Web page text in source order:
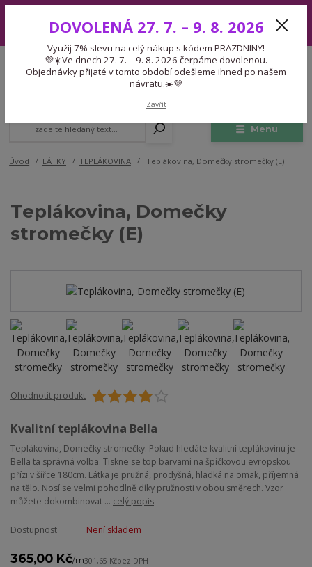
7. – 9. 8. 2026 čerpáme dovolenou. Objednávky přijaté v tomto období
odešleme ihned po našem návratu.☀️💜
Menu
CZK
Expedice 775 866 913
Po-Čt 9-15:30 Pá 9-14:30 Pauza 13-13:45
Úvod LÁTKY TEPLÁKOVINA Teplákovina, Domečky stromečky (E)
Teplákovina, Domečky
stromečky (E)
Ohodnotit produkt
Kvalitní teplákovina Bella
Teplákovina, Domečky stromečky. Pokud hledáte kvalitní teplákovinu je
Bella ta správná volba. Tiskne se top barvami na špičkovou evropskou
přízi v šířce 180cm. Látka je pružná, prodyšná, hladká na omak, příjemná
na tělo. Nosí se velmi pohodlně díky pružnosti v obou směrech. Vzor
můžete dokombinovat ... celý popis
Dostupnost Není skladem
365,00 Kč/m301,65 Kčbez DPH
DOVOLENÁ 27. 7. – 9. 8. 2026
Využij 7% slevu na celý nákup s kódem PRAZDNINY!
💜☀️Ve dnech 27. 7. – 9. 8. 2026 čerpáme dovolenou.
Objednávky přijaté v tomto období odešleme ihned po našem
návratu.☀️💜
Zavřít